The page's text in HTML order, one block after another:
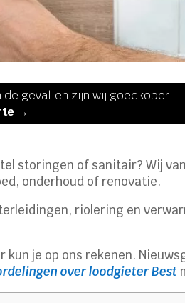
de gevallen zijn wij goedkoper.
→
storingen of sanitair? Wij
onderhoud of renovatie.
riolering en
je op ons rekenen.
over loodgieter Best